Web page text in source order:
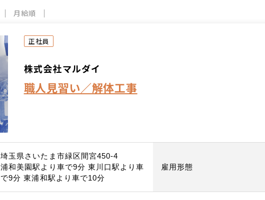
月給順
正社員
株式会社マルダイ
職人見習い／解体工事
埼玉県さいたま市緑区間宮450-4
浦和美園駅より車で9分 東川口駅より車
で9分 東浦和駅より車で10分
雇用形態